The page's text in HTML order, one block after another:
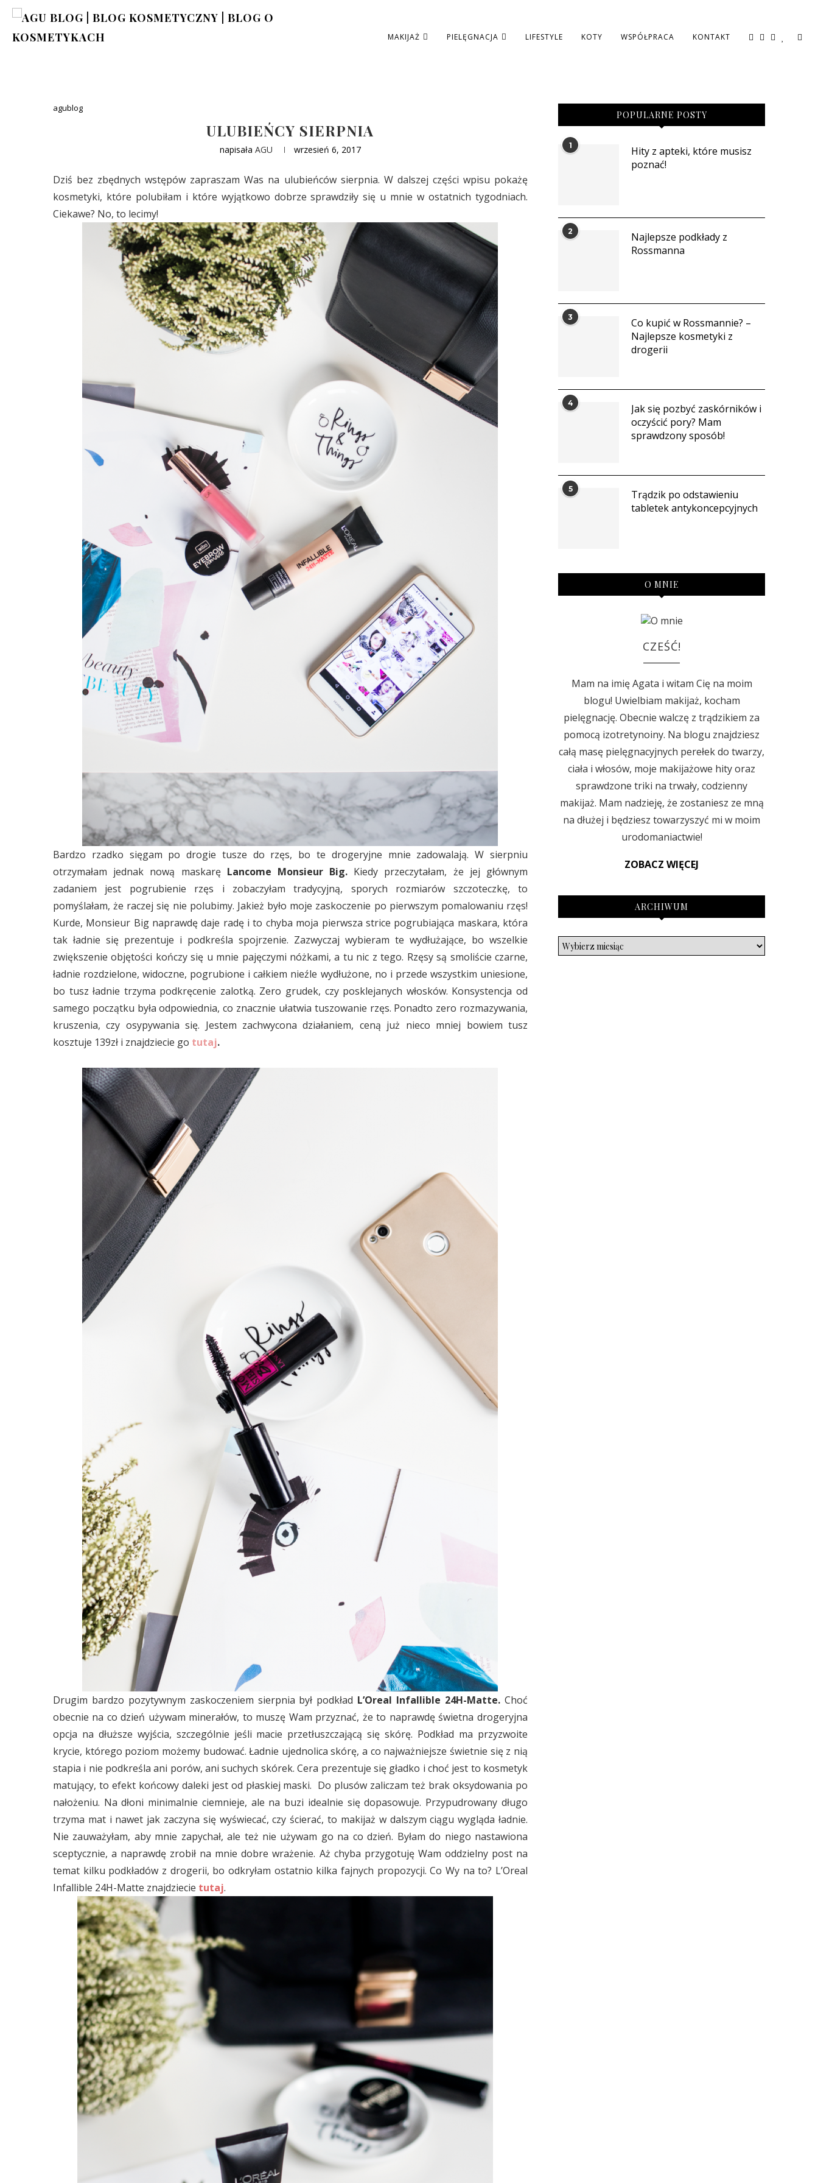
MAKIJAŻ PIELĘGNACJA LIFESTYLE KOTY WSPÓŁPRACA KONTAKT
agublog
ULUBIEŃCY SIERPNIA
napisała AGU wrzesień 6, 2017
Dziś bez zbędnych wstępów zapraszam Was na ulubieńców sierpnia. W dalszej części wpisu pokażę
kosmetyki, które polubiłam i które wyjątkowo dobrze sprawdziły się u mnie w ostatnich tygodniach.
Ciekawe? No, to lecimy!
Bardzo rzadko sięgam po drogie tusze do rzęs, bo te drogeryjne mnie zadowalają. W sierpniu
otrzymałam jednak nową maskaręLancome Monsieur Big. Kiedy przeczytałam, że jej głównym
zadaniem jest pogrubienie rzęs i zobaczyłam tradycyjną, sporych rozmiarów szczoteczkę, to
pomyślałam, że raczej się nie polubimy. Jakież było moje zaskoczenie po pierwszym pomalowaniu rzęs!
Kurde, Monsieur Big naprawdę daje radę i to chyba moja pierwsza strice pogrubiająca maskara, która
tak ładnie się prezentuje i podkreśla spojrzenie. Zazwyczaj wybieram te wydłużające, bo wszelkie
zwiększenie objętości kończy się u mnie pajęczymi nóżkami, a tu nic z tego. Rzęsy są smoliście czarne,
ładnie rozdzielone, widoczne, pogrubione i całkiem nieźle wydłużone, no i przede wszystkim uniesione,
bo tusz ładnie trzyma podkręcenie zalotką. Zero grudek, czy posklejanych włosków. Konsystencja od
samego początku była odpowiednia, co znacznie ułatwia tuszowanie rzęs. Ponadto zero rozmazywania,
kruszenia, czy osypywania się. Jestem zachwycona działaniem, ceną już nieco mniej bowiem tusz
kosztuje 139zł i znajdziecie go tutaj.
Drugim bardzo pozytywnym zaskoczeniem sierpnia był podkład L’Oreal Infallible 24H-Matte. Choć
obecnie na co dzień używam minerałów, to muszę Wam przyznać, że to naprawdę świetna drogeryjna
opcja na dłuższe wyjścia, szczególnie jeśli macie przetłuszczającą się skórę. Podkład ma przyzwoite
krycie, którego poziom możemy budować. Ładnie ujednolica skórę, a co najważniejsze świetnie się z nią
stapia i nie podkreśla ani porów, ani suchych skórek. Cera prezentuje się gładko i choć jest to kosmetyk
matujący, to efekt końcowy daleki jest od płaskiej maski. Do plusów zaliczam też brak oksydowania po
nałożeniu. Na dłoni minimalnie ciemnieje, ale na buzi idealnie się dopasowuje. Przypudrowany długo
trzyma mat i nawet jak zaczyna się wyświecać, czy ścierać, to makijaż w dalszym ciągu wygląda ładnie.
Nie zauważyłam, aby mnie zapychał, ale też nie używam go na co dzień. Byłam do niego nastawiona
sceptycznie, a naprawdę zrobił na mnie dobre wrażenie. Aż chyba przygotuję Wam oddzielny post na
temat kilku podkładów z drogerii, bo odkryłam ostatnio kilka fajnych propozycji. Co Wy na to? L’Oreal
Infallible 24H-Matte znajdziecie tutaj.
POPULARNE POSTY
1
Hity z apteki, które musisz
poznać!
2
Najlepsze podkłady z
Rossmanna
3
Co kupić w Rossmannie? –
Najlepsze kosmetyki z
drogerii
4
Jak się pozbyć zaskórników i
oczyścić pory? Mam
sprawdzony sposób!
5
Trądzik po odstawieniu
tabletek antykoncepcyjnych
O MNIE
CZEŚĆ!
Mam na imię Agata i witam Cię na moim
blogu! Uwielbiam makijaż, kocham
pielęgnację. Obecnie walczę z trądzikiem za
pomocą izotretynoiny. Na blogu znajdziesz
całą masę pielęgnacyjnych perełek do twarzy,
ciała i włosów, moje makijażowe hity oraz
sprawdzone triki na trwały, codzienny
makijaż. Mam nadzieję, że zostaniesz ze mną
na dłużej i będziesz towarzyszyć mi w moim
urodomaniactwie!
ZOBACZ WIĘCEJ
ARCHIWUM